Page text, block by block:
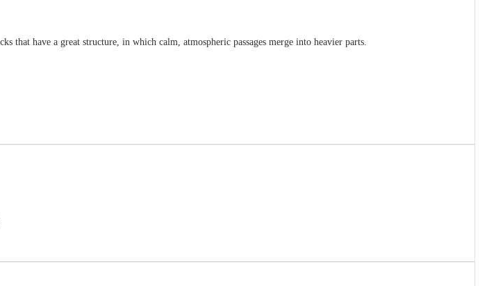
that have a great structure, in which calm, atmospheric passages merge into heavier parts.